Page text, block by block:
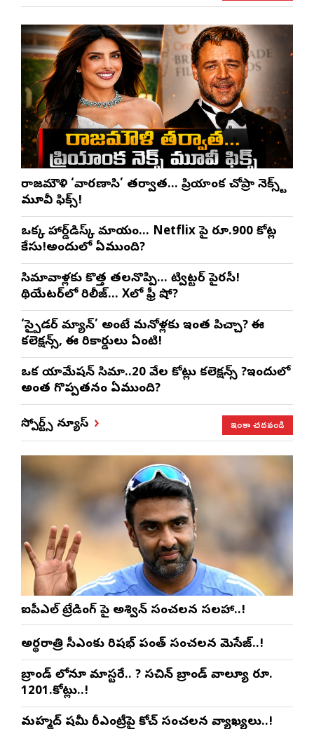
రాజమౌళి ‘వారణాసి’ తర్వాత… ప్రియాంక చోప్రా నెక్స్ట్
మూవీ ఫిక్స్!
ఒక్క హార్డ్‌డిస్క్ మాయం… Netflix పై రూ.900 కోట్ల
కేసు!అందులో ఏముంది?
సినిమావాళ్లకు కొత్త తలనొప్పి… ట్విట్టర్ పైరసీ!
థియేటర్‌లో రిలీజ్… Xలో ఫ్రీ షో?
‘స్పైడర్ మ్యాన్’ అంటే మనోళ్లకు ఇంత పిచ్చా? ఈ
కలెక్షన్స్, ఈ రికార్డులు ఏంటి!
ఒక యానిమేషన్ సినిమా..20 వేల కోట్లు కలెక్షన్స్ ?ఇందులో
అంత గొప్పతనం ఏముంది?
స్పోర్ట్స్ న్యూస్ ఇంకా చదవండి
ఐపీఎల్ ట్రేడింగ్ పై అశ్విన్ సంచలన సలహా..!
అర్థరాత్రి సీఎంకు రిషభ్ పంత్ సంచలన మెసేజ్..!
బ్రాండ్ లోనూ మాస్టరే.. ? సచిన్ బ్రాండ్ వాల్యూ రూ.
1201.కోట్లు..!
మహ్మద్ షమీ రీఎంట్రీపై కోచ్ సంచలన వ్యాఖ్యలు..!